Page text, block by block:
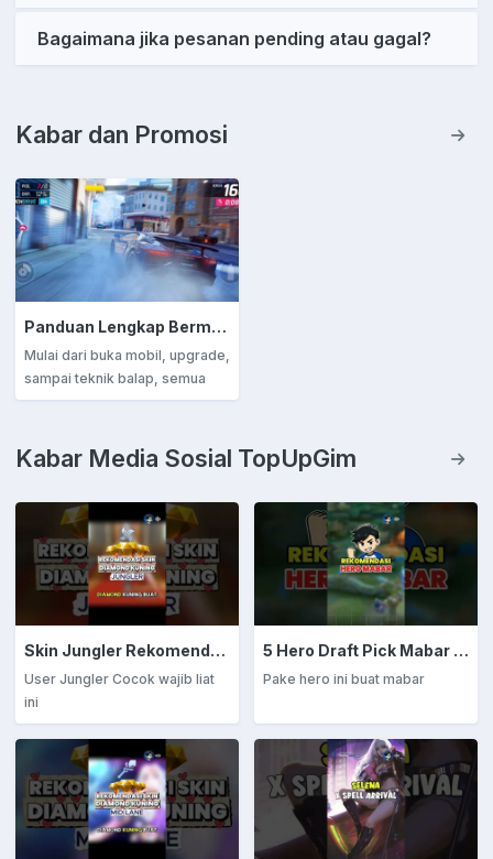
Bagaimana jika pesanan pending atau gagal?
Kabar dan Promosi
Panduan Lengkap Bermain Asphalt 9: Legends – Dari Pemula Sampai Jadi Pro!
Mulai dari buka mobil, upgrade,
sampai teknik balap, semua
dibahas lengkap buat bantu
Siap dominasikan arena?
Kabar Media Sosial TopUpGim
Skin Jungler Rekomendasi Diamond Kuning
User Jungler Cocok wajib liat
ini
5 Hero Draft Pick Mabar Auto Win
Pake hero ini buat mabar